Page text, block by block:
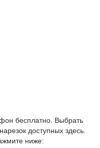
бесплатно. Выбрать
доступных здесь.
ниже: